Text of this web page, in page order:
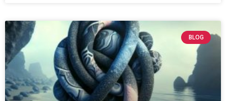
BLOG